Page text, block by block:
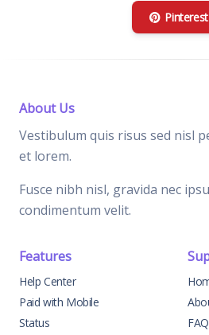
Pinterest
About Us
Vestibulum quis risus sed nisl
et lorem.
Fusce nibh nisl, gravida nec
condimentum velit.
Features
Help Center
Paid with Mobile
Status